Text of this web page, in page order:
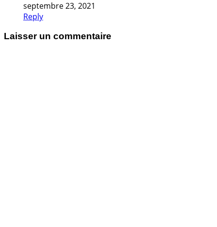
septembre 23, 2021
Reply
Laisser un commentaire